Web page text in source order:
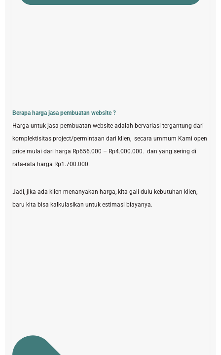
Berapa harga jasa pembuatan website ?
Harga untuk jasa pembuatan website adalah bervariasi tergantung dari
komplektisitas project/permintaan dari klien, secara ummum Kami open
price mulai dari harga Rp656.000 – Rp4.000.000. dan yang sering di
rata-rata harga Rp1.700.000.
Jadi, jika ada klien menanyakan harga, kita gali dulu kebutuhan klien,
baru kita bisa kalkulasikan untuk estimasi biayanya.